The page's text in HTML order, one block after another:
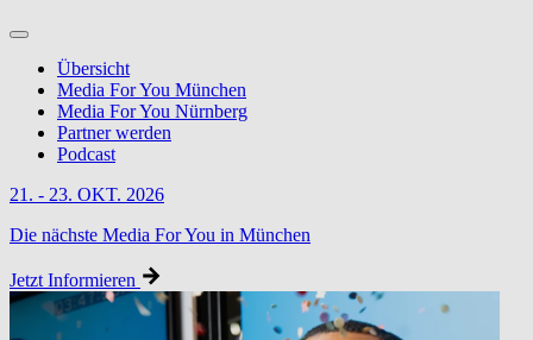
Übersicht
Media For You München
Media For You Nürnberg
Partner werden
Podcast
21. - 23. OKT. 2026
Die nächste Media For You in München
Jetzt Informieren